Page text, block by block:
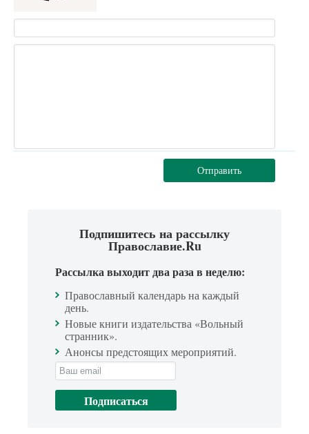
Отправить
Подпишитесь на рассылку
Православие.Ru
Рассылка выходит два раза в неделю:
Православный календарь на каждый
день.
Новые книги издательства «Вольный
странник».
Анонсы предстоящих мероприятий.